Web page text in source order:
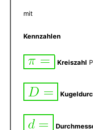
mit
Kennzahlen
Kreiszahl